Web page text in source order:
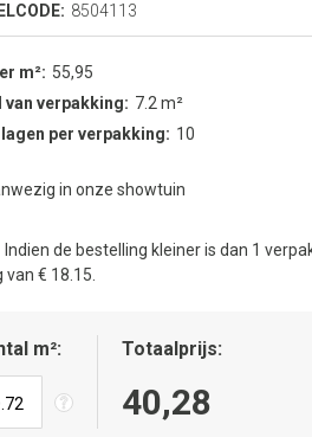
8504113
m²
55,95
van verpakking
7.2 m²
per verpakking
10
in onze showtuin
Indien de bestelling kleiner is dan 1
€ 18.15.
m² Totaalprijs
40,28